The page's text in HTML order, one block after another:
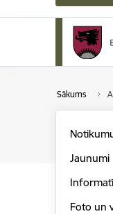
Sākums
Jaunumi
Foto un